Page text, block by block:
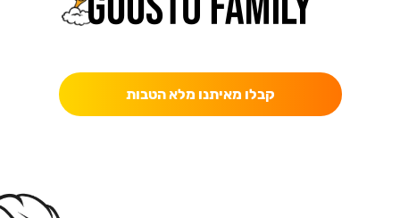
קבלו מאיתנו מלא הטבות